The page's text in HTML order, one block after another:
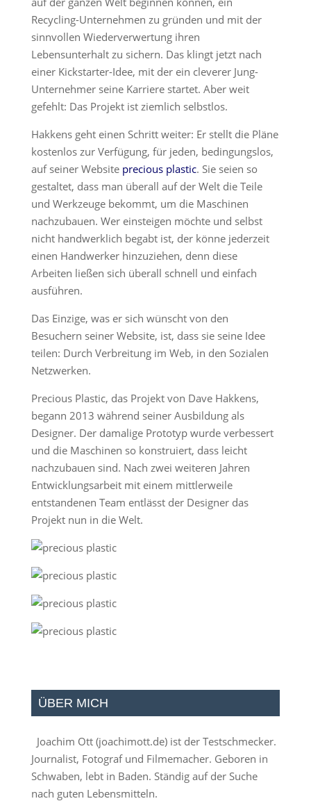
Recycling-Unternehmen zu gründen und mit der
sinnvollen Wiederverwertung ihren
Lebensunterhalt zu sichern. Das klingt jetzt nach
einer Kickstarter-Idee, mit der ein cleverer Jung-
Unternehmer seine Karriere startet. Aber weit
gefehlt: Das Projekt ist ziemlich selbstlos.
Hakkens geht einen Schritt weiter: Er stellt die Pläne
kostenlos zur Verfügung, für jeden, bedingungslos,
auf seiner Website precious plastic. Sie seien so
gestaltet, dass man überall auf der Welt die Teile
und Werkzeuge bekommt, um die Maschinen
nachzubauen. Wer einsteigen möchte und selbst
nicht handwerklich begabt ist, der könne jederzeit
einen Handwerker hinzuziehen, denn diese
Arbeiten ließen sich überall schnell und einfach
ausführen.
Das Einzige, was er sich wünscht von den
Besuchern seiner Website, ist, dass sie seine Idee
teilen: Durch Verbreitung im Web, in den Sozialen
Netzwerken.
Precious Plastic, das Projekt von Dave Hakkens,
begann 2013 während seiner Ausbildung als
Designer. Der damalige Prototyp wurde verbessert
und die Maschinen so konstruiert, dass leicht
nachzubauen sind. Nach zwei weiteren Jahren
Entwicklungsarbeit mit einem mittlerweile
entstandenen Team entlässt der Designer das
Projekt nun in die Welt.
ÜBER MICH
Joachim Ott (joachimott.de) ist der Testschmecker.
Journalist, Fotograf und Filmemacher. Geboren in
Schwaben, lebt in Baden. Ständig auf der Suche
nach guten Lebensmitteln.